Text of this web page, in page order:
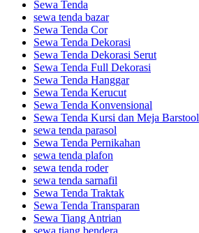
Sewa Tenda
sewa tenda bazar
Sewa Tenda Cor
Sewa Tenda Dekorasi
Sewa Tenda Dekorasi Serut
Sewa Tenda Full Dekorasi
Sewa Tenda Hanggar
Sewa Tenda Kerucut
Sewa Tenda Konvensional
Sewa Tenda Kursi dan Meja Barstool
sewa tenda parasol
Sewa Tenda Pernikahan
sewa tenda plafon
sewa tenda roder
sewa tenda sarnafil
Sewa Tenda Traktak
Sewa Tenda Transparan
Sewa Tiang Antrian